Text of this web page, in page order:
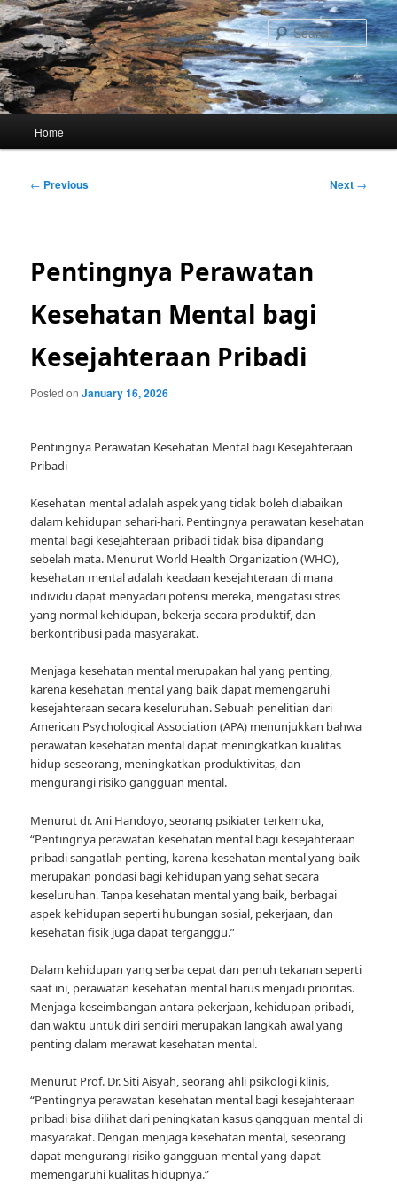
Skip
to
primary
content
Home
Post
← Previous Next →
Pentingnya Perawatan
Kesehatan Mental bagi
Kesejahteraan Pribadi
Posted onJanuary 16, 2026
Pentingnya Perawatan Kesehatan Mental bagi Kesejahteraan
Pribadi
Kesehatan mental adalah aspek yang tidak boleh diabaikan
dalam kehidupan sehari-hari. Pentingnya perawatan kesehatan
mental bagi kesejahteraan pribadi tidak bisa dipandang
sebelah mata. Menurut World Health Organization (WHO),
kesehatan mental adalah keadaan kesejahteraan di mana
individu dapat menyadari potensi mereka, mengatasi stres
yang normal kehidupan, bekerja secara produktif, dan
berkontribusi pada masyarakat.
Menjaga kesehatan mental merupakan hal yang penting,
karena kesehatan mental yang baik dapat memengaruhi
kesejahteraan secara keseluruhan. Sebuah penelitian dari
American Psychological Association (APA) menunjukkan bahwa
perawatan kesehatan mental dapat meningkatkan kualitas
hidup seseorang, meningkatkan produktivitas, dan
mengurangi risiko gangguan mental.
Menurut dr. Ani Handoyo, seorang psikiater terkemuka,
“Pentingnya perawatan kesehatan mental bagi kesejahteraan
pribadi sangatlah penting, karena kesehatan mental yang baik
merupakan pondasi bagi kehidupan yang sehat secara
keseluruhan. Tanpa kesehatan mental yang baik, berbagai
aspek kehidupan seperti hubungan sosial, pekerjaan, dan
kesehatan fisik juga dapat terganggu.”
Dalam kehidupan yang serba cepat dan penuh tekanan seperti
saat ini, perawatan kesehatan mental harus menjadi prioritas.
Menjaga keseimbangan antara pekerjaan, kehidupan pribadi,
dan waktu untuk diri sendiri merupakan langkah awal yang
penting dalam merawat kesehatan mental.
Menurut Prof. Dr. Siti Aisyah, seorang ahli psikologi klinis,
“Pentingnya perawatan kesehatan mental bagi kesejahteraan
pribadi bisa dilihat dari peningkatan kasus gangguan mental di
masyarakat. Dengan menjaga kesehatan mental, seseorang
dapat mengurangi risiko gangguan mental yang dapat
memengaruhi kualitas hidupnya.”